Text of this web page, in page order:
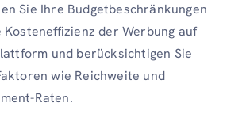
Sie Ihre Budgetbeschränkungen
Kosteneffizienz der Werbung auf
und berücksichtigen Sie
wie Reichweite und
Raten.